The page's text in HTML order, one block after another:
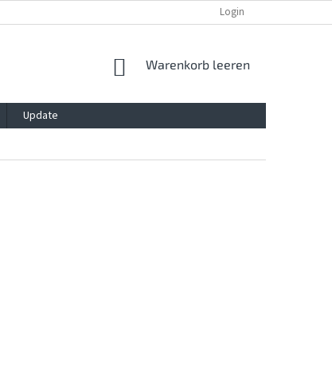
Login
WARENKORB
Warenkorb leeren
Update